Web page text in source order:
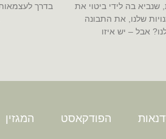
שנביא בה לידי ביטוי את
שלנו, את התבונה
אבל – יש איזו
בדרך
הפודקאסט המגזין